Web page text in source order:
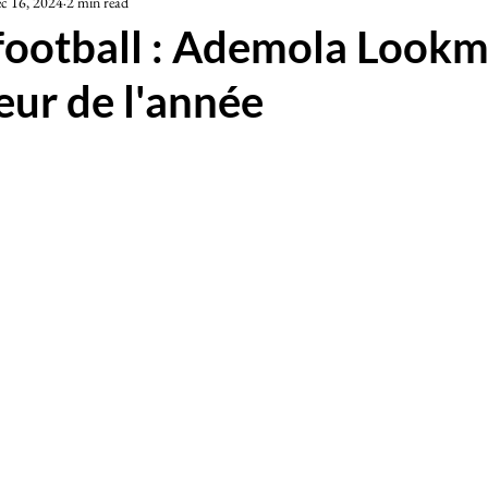
: Ademola
de l'année